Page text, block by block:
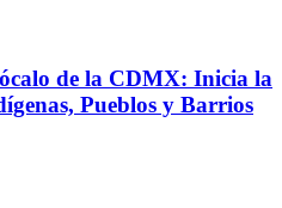
de la CDMX: Inicia la
Pueblos y Barrios